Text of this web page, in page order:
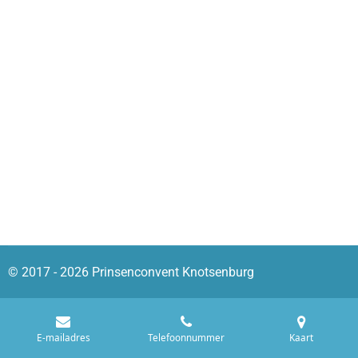
© 2017 - 2026 Prinsenconvent Knotsenburg
E-mailadres Telefoonnummer Kaart